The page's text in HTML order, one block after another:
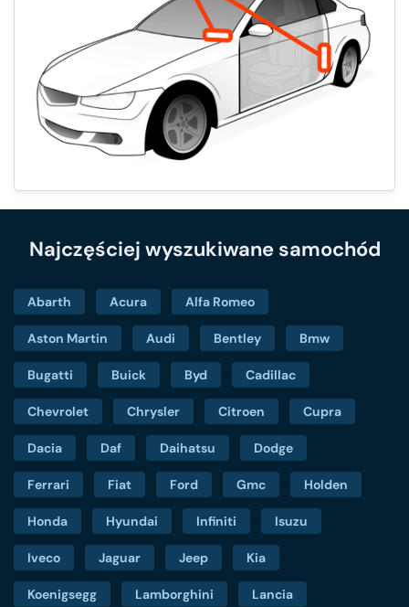
Najczęściej wyszukiwane samochód
Abarth Acura Alfa Romeo
Aston Martin Audi Bentley Bmw
Bugatti Buick Byd Cadillac
Chevrolet Chrysler Citroen Cupra
Dacia Daf Daihatsu Dodge
Ferrari Fiat Ford Gmc Holden
Honda Hyundai Infiniti Isuzu
Iveco Jaguar Jeep Kia
Koenigsegg Lamborghini Lancia